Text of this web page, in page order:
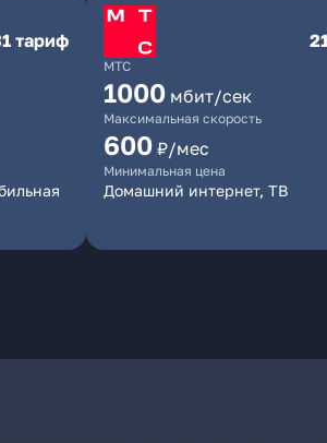
тариф
МТС
1000 мбит/сек
Максимальная скорость
600 ₽/мес
Минимальная цена
Домашний интернет, ТВ